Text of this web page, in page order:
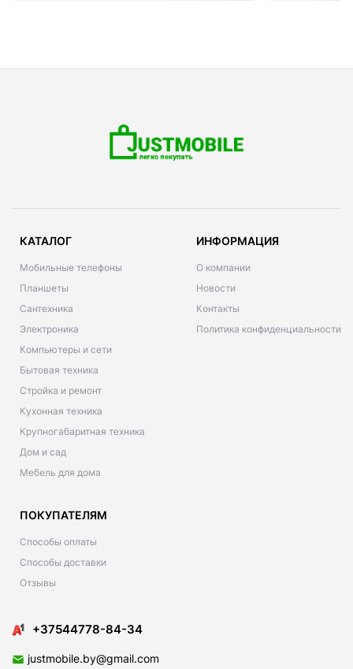
КАТАЛОГ
Мобильные телефоны
Планшеты
Сантехника
Электроника
Компьютеры и сети
Бытовая техника
Стройка и ремонт
Кухонная техника
Крупногабаритная техника
Дом и сад
Мебель для дома
ИНФОРМАЦИЯ
О компании
Новости
Контакты
Политика конфиденциальности
ПОКУПАТЕЛЯМ
Способы оплаты
Способы доставки
Отзывы
+37544778-84-34
justmobile.by@gmail.com